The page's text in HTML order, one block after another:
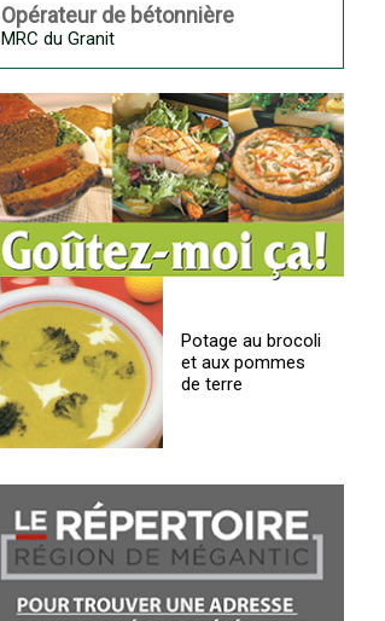
Opérateur de bétonnière
MRC du Granit
Potage au brocoli
et aux pommes
de terre